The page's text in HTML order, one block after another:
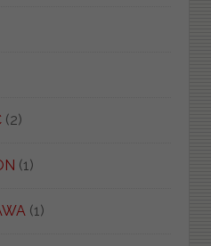
(2)
(1)
(1)